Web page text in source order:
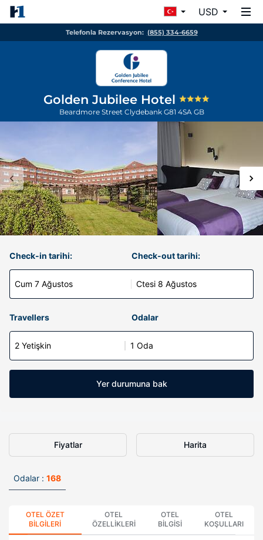
USD
Telefonla Rezervasyon: (855) 334-6659
Golden Jubilee Hotel
Beardmore Street Clydebank G81 4SA GB
Check-in tarihi:
Cum 7 Ağustos
Check-out tarihi:
Ctesi 8 Ağustos
Travellers Odalar
2 Yetişkin 1 Oda
Yer durumuna bak
Fiyatlar Harita
Odalar : 168
OTEL ÖZET
BILGILERI
OTEL
ÖZELLIKLERI
OTEL
BILGISI
OTEL
KOŞULLARI